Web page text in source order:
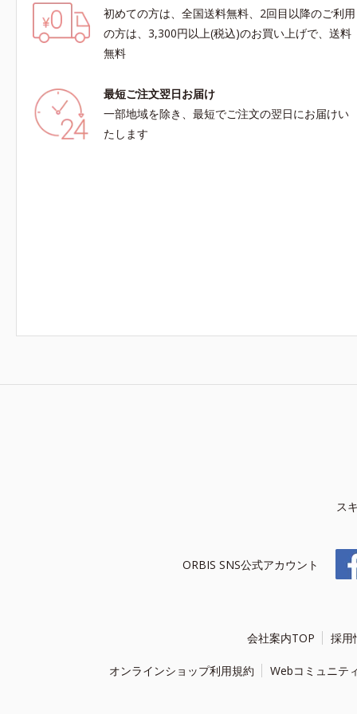
初めての方は、全国送料無料、2回目以降のご利用
の方は、3,300円以上(税込)のお買い上げで、送料
無料
最短ご注文翌日お届け
一部地域を除き、最短でご注文の翌日にお届けい
たします
ス
ORBIS SNS公式アカウント
会社案内TOP 採用
オンラインショップ利用規約 Webコミュニテ